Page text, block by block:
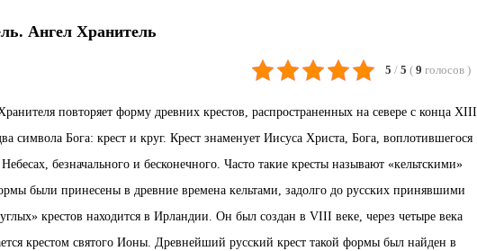
Ангел Хранитель
5 / 5 ( 9 голосов )
повторяет форму древних крестов, распространенных на севере с конца XIII
символа Бога: крест и круг. Крест знаменует Иисуса Христа, Бога, воплотившегося
безначального и бесконечного. Часто такие кресты называют «кельтскими»
были принесены в древние времена кельтами, задолго до русских принявшими
крестов находится в Ирландии. Он был создан в VIII веке, через четыре века
крестом святого Ионы. Древнейший русский крест такой формы был найден в